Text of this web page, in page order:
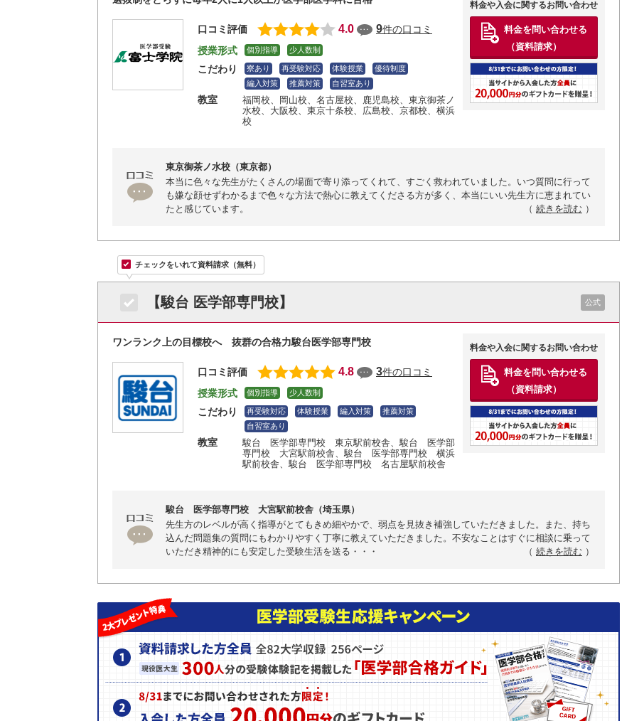
口コミ評価 4.0 9件の口コミ
授業形式
個別指導 少人数制
こだわり 寮あり 再受験対応 体験授業
優待制度
編入対策
推薦対策 自習室あり
教室 福岡校、岡山校、名古屋校、鹿児島校、東京御茶ノ
水校、大阪校、東京十条校、広島校、京都校、横浜
校
料金や入会に関するお問い合わせ
料金を問い合わせる
（資料請求）
東京御茶ノ水校（東京都）
本当に色々な先生がたくさんの場面で寄り添ってくれて、すごく救われていました。いつ質問に行って
も嫌な顔せずわかるまで色々な方法で熱心に教えてくださる方が多く、本当にいい先生方に恵まれてい
たと感じています。
（ 続きを読む ）
チェックをいれて資料請求（無料）
【駿台 医学部専門校】 公式
ワンランク上の目標校へ 抜群の合格力駿台医学部専門校
口コミ評価 4.8 3件の口コミ
授業形式
個別指導 少人数制
こだわり 再受験対応 体験授業 編入対策
推薦対策
自習室あり
教室 駿台 医学部専門校 東京駅前校舎、駿台 医学部
専門校 大宮駅前校舎、駿台 医学部専門校 横浜
駅前校舎、駿台 医学部専門校 名古屋駅前校舎
料金や入会に関するお問い合わせ
料金を問い合わせる
（資料請求）
駿台 医学部専門校 大宮駅前校舎（埼玉県）
先生方のレベルが高く指導がとてもきめ細やかで、弱点を見抜き補強していただきました。また、持ち
込んだ問題集の質問にもわかりやすく丁寧に教えていただきました。不安なことはすぐに相談に乗って
いただき精神的にも安定した受験生活を送る・・・
（ 続きを読む ）